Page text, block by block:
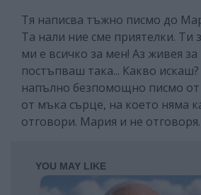
Тя написва тъжно писмо до
Та нали ние сме приятелки. Ти
ми е всичко за мен! Аз живея
постъпваш така... Какво
напълно безпомощно писмо от
от мъка сърце, на което няма
отговори. Мария и не отговоря.